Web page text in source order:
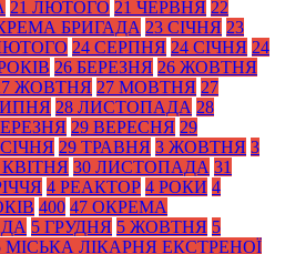
21 ЛЮТОГО 21 ЧЕРВНЯ 22
БРИГАДА 23 СІЧНЯ 23
24 СЕРПНЯ 24 СІЧНЯ 24
26 БЕРЕЗНЯ 26 ЖОВТНЯ
ЖОВТНЯ 27 МОВТНЯ 27
28 ЛИСТОПАДА 28
29 ВЕРЕСНЯ 29
29 ТРАВНЯ 3 ЖОВТНЯ 3
КВІТНЯ 30 ЛИСТОПАДА 31
4 РЕАКТОР 4 РОКИ 4
400 47 ОКРЕМА
5 ГРУДНЯ 5 ЖОВТНЯ 5
МІСЬКА ЛІКАРНЯ ЕКСТРЕНОЇ